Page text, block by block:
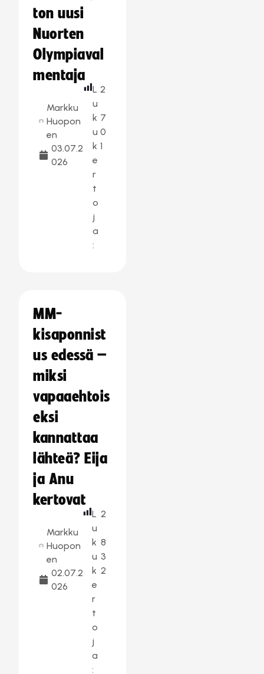
ton uusi
Nuorten
Olympiaval
mentaja
Markku
Huopon
en
03.07.2
026
L
u
k
u
k
e
r
t
o
j
a
:
2
7
0
1
MM-
kisaponnist
us edessä –
miksi
vapaaehtois
eksi
kannattaa
lähteä? Eija
ja Anu
kertovat
Markku
Huopon
en
02.07.2
026
L
u
k
u
k
e
r
t
o
j
a
:
2
8
3
2